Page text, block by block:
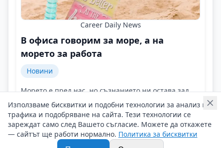
Career Daily News
В офиса говорим за море, а на
морето за работа
Новини
Морето е пред нас, но съзнанието ни остава зад
Контакти на Career Daily News
21/06/2026 г/
#Career_Daily_News #Годишен_отпуск#Море
Използваме бисквитки и подобни технологии за анализ на
трафика и подобряване на сайта. Тези технологии се
зареждат само след Вашето съгласие. Можете да откажете
— сайтът ще работи нормално. Политика за бисквитки